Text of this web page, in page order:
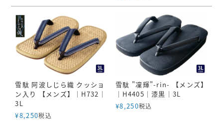
雪駄 阿波しじら織 クッショ
ン入り 【メンズ】｜H732｜
3L
¥8,250税込
雪駄 "凜輝"-rin- 【メンズ】
｜H4405｜漆黒｜3L
¥8,250税込